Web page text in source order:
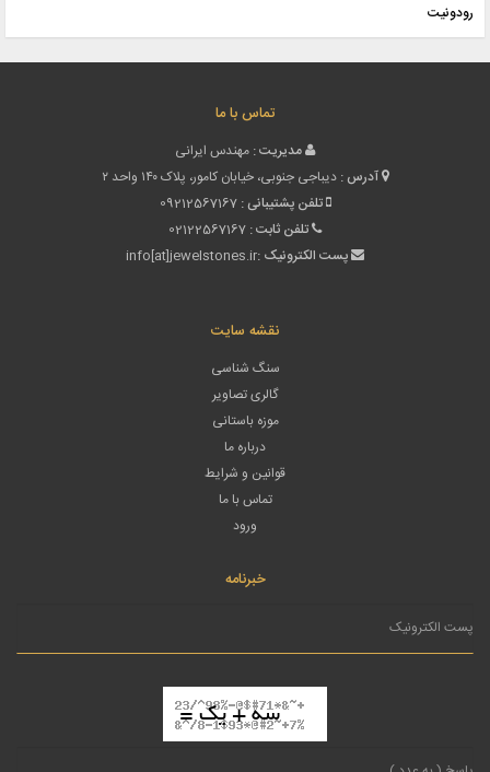
رودونیت
تماس با ما
مدیریت : مهندس ایرانی
آدرس : دیباجی جنوبی، خیابان کامور، پلاک ۱۴۰ واحد ۲
تلفن پشتیبانی : 09212567167
تلفن ثابت : 02122567167
پست الکترونیک :info[at]jewelstones.ir
نقشه سایت
سنگ شناسی
گالری تصاویر
موزه باستانی
درباره ما
قوانین و شرایط
تماس با ما
ورود
خبرنامه